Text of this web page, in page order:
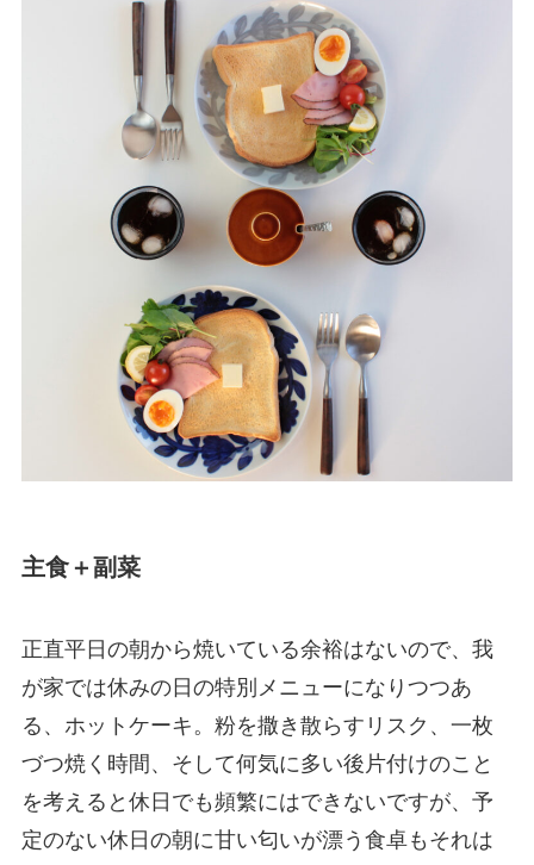
主食＋副菜
正直平日の朝から焼いている余裕はないので、我
が家では休みの日の特別メニューになりつつあ
る、ホットケーキ。粉を撒き散らすリスク、一枚
づつ焼く時間、そして何気に多い後片付けのこと
を考えると休日でも頻繁にはできないですが、予
定のない休日の朝に甘い匂いが漂う食卓もそれは